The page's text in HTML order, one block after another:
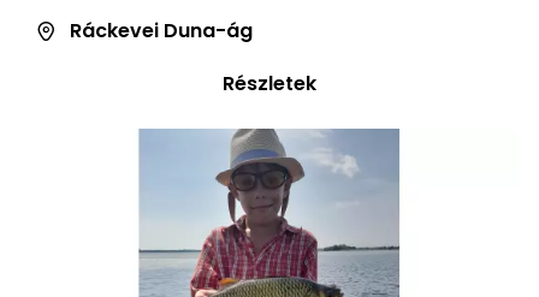
Ráckevei Duna-ág
Részletek